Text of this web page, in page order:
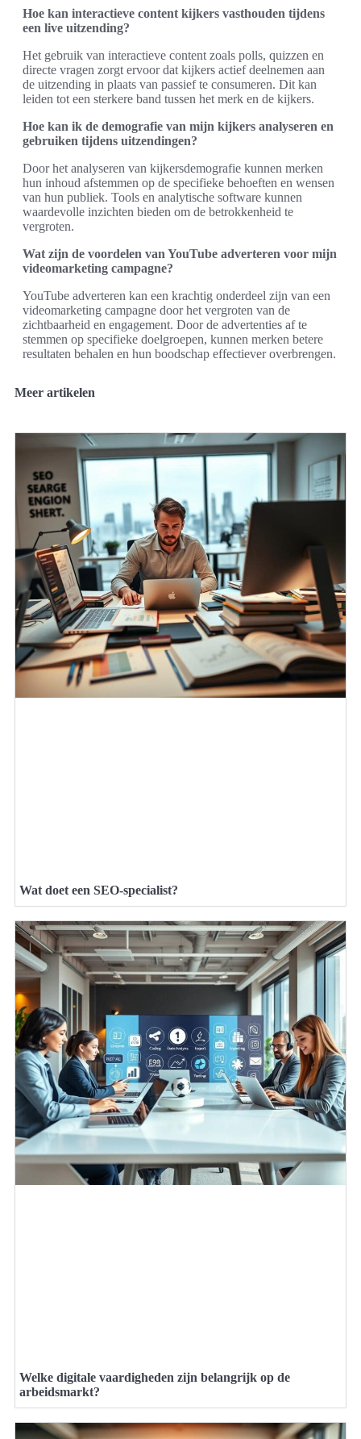
Hoe kan interactieve content kijkers vasthouden tijdens
een live uitzending?
Het gebruik van interactieve content zoals polls, quizzen en
directe vragen zorgt ervoor dat kijkers actief deelnemen aan
de uitzending in plaats van passief te consumeren. Dit kan
leiden tot een sterkere band tussen het merk en de kijkers.
Hoe kan ik de demografie van mijn kijkers analyseren en
gebruiken tijdens uitzendingen?
Door het analyseren van kijkersdemografie kunnen merken
hun inhoud afstemmen op de specifieke behoeften en wensen
van hun publiek. Tools en analytische software kunnen
waardevolle inzichten bieden om de betrokkenheid te
vergroten.
Wat zijn de voordelen van YouTube adverteren voor mijn
videomarketing campagne?
YouTube adverteren kan een krachtig onderdeel zijn van een
videomarketing campagne door het vergroten van de
zichtbaarheid en engagement. Door de advertenties af te
stemmen op specifieke doelgroepen, kunnen merken betere
resultaten behalen en hun boodschap effectiever overbrengen.
Meer artikelen
Wat doet een SEO-specialist?
Welke digitale vaardigheden zijn belangrijk op de
arbeidsmarkt?